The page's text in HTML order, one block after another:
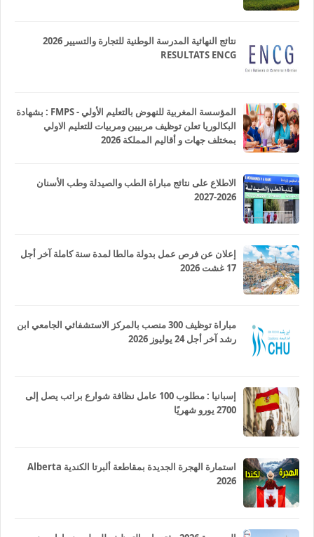
نتائج النهائية المدرسة الوطنية للتجارة والتسيير 2026
RESULTATS ENCG
المؤسسة المغربية للنهوض بالتعليم الأولي - FMPS : بشهادة
البكالوريا تعلن توظيف مربيين ومربيات للتعليم الاولي
بمختلف جهات و أقاليم المملكة 2026
الاطلاع على نتائج مباراة الطب والصيدلة وطب الأسنان
2026-2027
إعلان عن فرص عمل بدولة مالطا لمدة سنة كاملة آخر أجل
17 غشت 2026
مباراة توظيف 300 منصب بالمركز الاستشفائي الجامعي ابن
رشد آخر أجل 24 يوليوز 2026
إسبانيا : مطلوب 100 عامل نظافة شوارع براتب يصل إلى
2700 يورو شهريًا
استمارة الهجرة الجديدة بمقاطعة ألبرتا الكندية Alberta
2026